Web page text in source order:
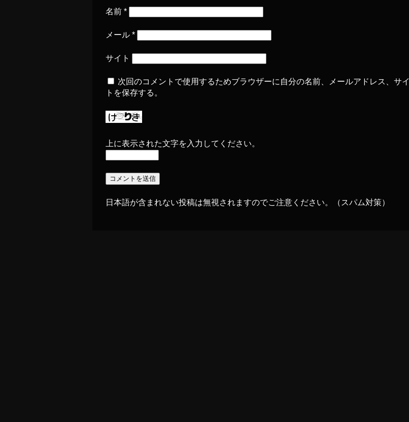
名前 *
メール *
サイト
次回のコメントで使用するためブラウザーに自分の名前、メールアドレス、サイ
トを保存する。
上に表示された文字を入力してください。
日本語が含まれない投稿は無視されますのでご注意ください。（スパム対策）